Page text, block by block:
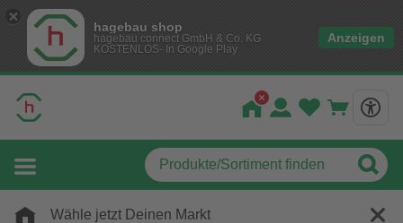
hagebau shop
hagebau connect GmbH & Co. KG
KOSTENLOS- In Google Play
Anzeigen
Wähle jetzt Deinen Markt